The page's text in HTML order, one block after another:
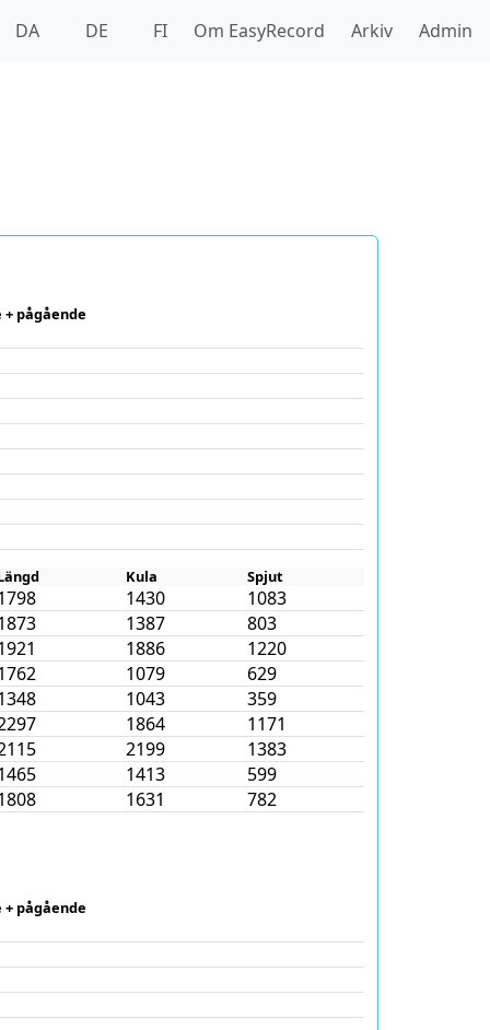
DA DE FI Om EasyRecord Arkiv Admin
pågående
Kula Spjut
1430
1083
1387
803
1886
1220
1079
629
1043
359
1864
1171
2199
1383
1413
599
1631 782
pågående